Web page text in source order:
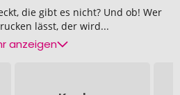
die gibt es nicht? Und ob! Wer
lässt, der wird...
anzeigen